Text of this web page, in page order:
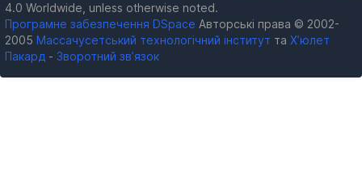
4.0 Worldwide, unless otherwise noted.
Програмне забезпечення DSpace Авторські права © 2002-
2005 Массачусетський технологічний інститут та Х’юлет
Пакард - Зворотний зв’язок